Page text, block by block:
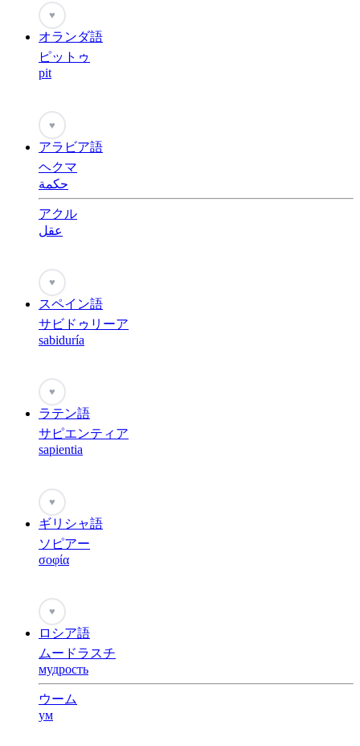
♥
オランダ語
ピットゥ
pit
♥
アラビア語
ヘクマ
حكمة
アクル
عقل
♥
スペイン語
サビドゥリーア
sabiduría
♥
ラテン語
サピエンティア
sapientia
♥
ギリシャ語
ソピアー
σοφία
♥
ロシア語
ムードラスチ
мудрость
ウーム
ум